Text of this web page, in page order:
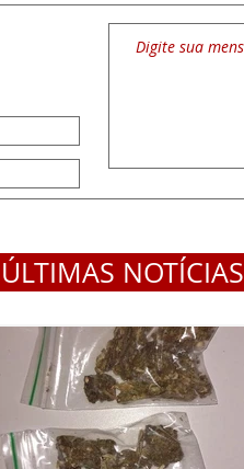
ÚLTIMAS NOTÍCIAS